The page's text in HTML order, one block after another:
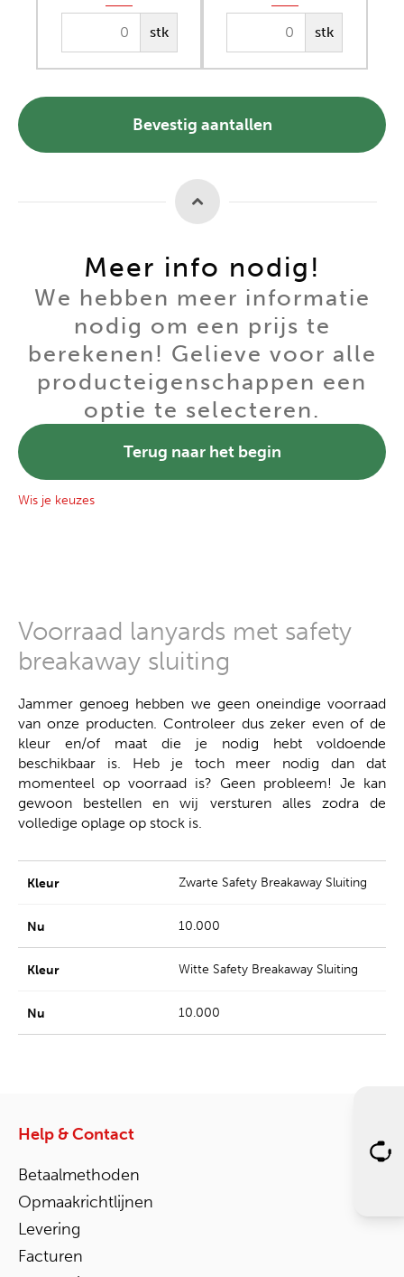
stk stk
Bevestig aantallen
Meer info nodig!
We hebben meer informatie
nodig om een prijs te
berekenen! Gelieve voor alle
producteigenschappen een
optie te selecteren.
Terug naar het begin
Wis je keuzes
Voorraad lanyards met safety
breakaway sluiting
Jammer genoeg hebben we geen oneindige voorraad
van onze producten. Controleer dus zeker even of de
kleur en/of maat die je nodig hebt voldoende
beschikbaar is. Heb je toch meer nodig dan dat
momenteel op voorraad is? Geen probleem! Je kan
gewoon bestellen en wij versturen alles zodra de
volledige oplage op stock is.
Zwarte Safety Breakaway Sluiting
10.000
Witte Safety Breakaway Sluiting
10.000
Help & Contact
Betaalmethoden
Opmaakrichtlijnen
Levering
Facturen